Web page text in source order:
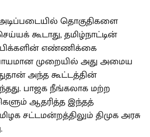
தொகுதிகளை
கூடாது, தமிழ்நாட்டின்
எண்ணிக்கை
முறையில் அது அமைய
அந்த கூட்டத்தின்
பாஜக நீங்கலாக மற்ற
ஆதரித்த இந்தத்
சட்டமன்றத்திலும் திமுக அரசு